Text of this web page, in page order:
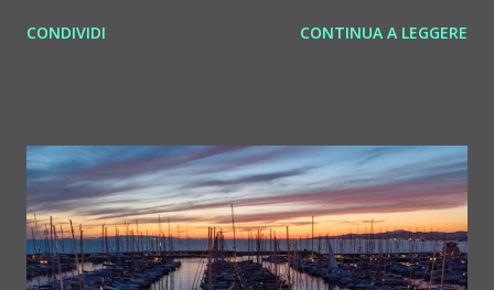
pratica 180 minuti, ogni pomeriggio, dedicati
Party Time, con il meglio della musica elettronica attuale... e
non. E' uno show davvero coinvolgente… come del resto la
musica di Miki Garzilli. Infatti ha regalato negli anni la sua
voce anche spot di successo assoluto, ha suonato a
CONDIVIDI CONTINUA A LEGGERE